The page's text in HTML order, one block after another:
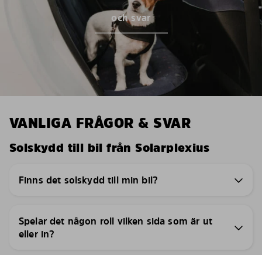
och svar
VANLIGA FRÅGOR & SVAR
Solskydd till bil från Solarplexius
Finns det solskydd till min bil?
Spelar det någon roll vilken sida som är ut
eller in?